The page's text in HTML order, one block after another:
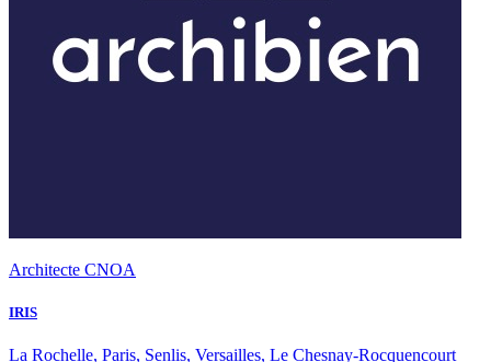
Architecte CNOA
IRIS
La Rochelle, Paris, Senlis, Versailles, Le Chesnay-Rocquencourt